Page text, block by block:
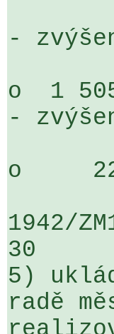
-
o  1
-
o
1942/
30
5)
radě